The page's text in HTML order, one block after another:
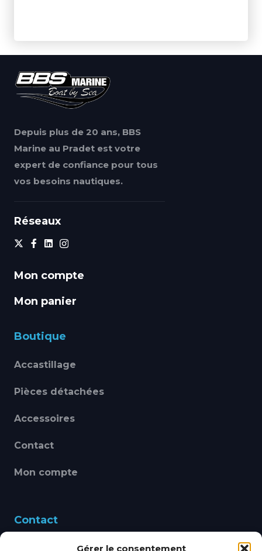
Gérer le consentement
Depuis plus de 20 ans, BBS
Marine au Pradet est votre
expert de confiance pour tous
vos besoins nautiques.
Réseaux
Mon compte
Mon panier
Boutique
Accastillage
Pièces détachées
Accessoires
Contact
Mon compte
Contact